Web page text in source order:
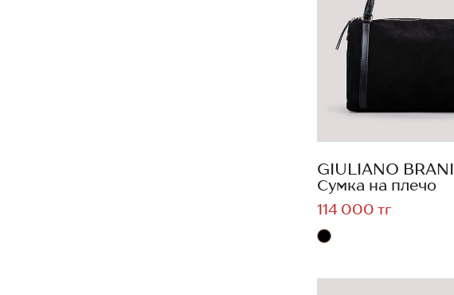
GIULIANO BRANI
Сумка на плечо
114 000 тг